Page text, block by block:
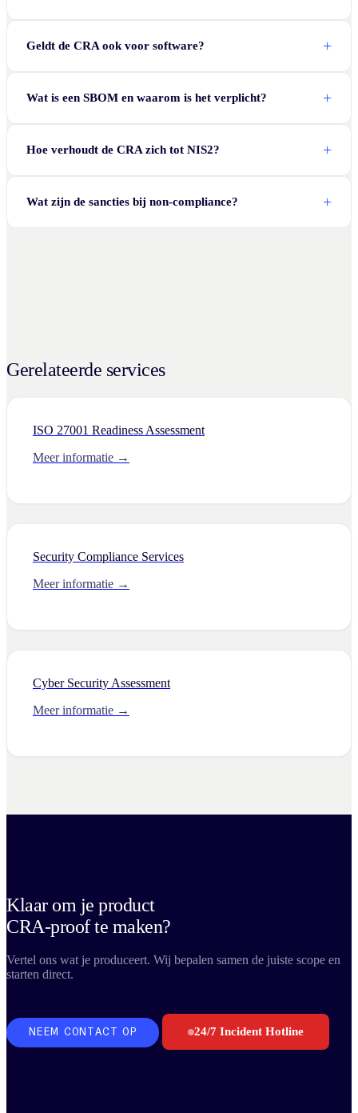
Geldt de CRA ook voor software?
Wat is een SBOM en waarom is het verplicht?
Hoe verhoudt de CRA zich tot NIS2?
Wat zijn de sancties bij non-compliance?
Gerelateerde services
ISO 27001 Readiness Assessment
Meer informatie →
Security Compliance Services
Meer informatie →
Cyber Security Assessment
Meer informatie →
Klaar om je product
CRA-proof te maken?
Vertel ons wat je produceert. Wij bepalen samen de juiste scope en
starten direct.
NEEM CONTACT OP 24/7 Incident Hotline